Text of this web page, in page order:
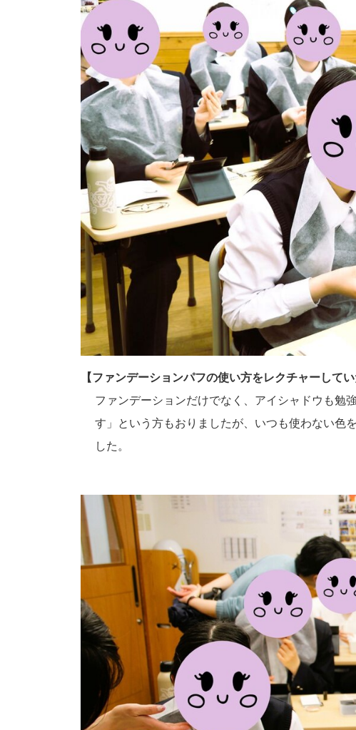
【ファンデーションパフの使い方をレクチャーしてい
ファンデーションだけでなく、アイシャドウも勉
す」という方もおりましたが、いつも使わない色
した。